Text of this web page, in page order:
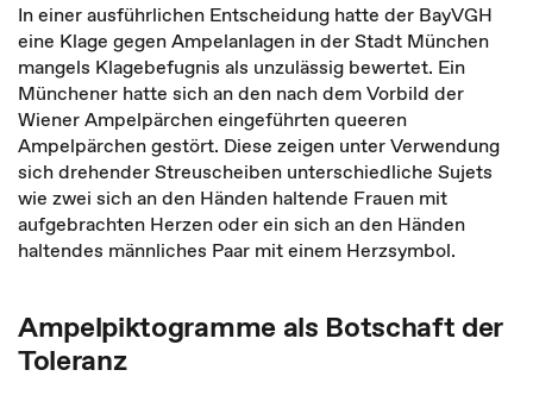
In einer ausführlichen Entscheidung hatte der BayVGH
eine Klage gegen Ampelanlagen in der Stadt München
mangels Klagebefugnis als unzulässig bewertet. Ein
Münchener hatte sich an den nach dem Vorbild der
Wiener Ampelpärchen eingeführten queeren
Ampelpärchen gestört. Diese zeigen unter Verwendung
sich drehender Streuscheiben unterschiedliche Sujets
wie zwei sich an den Händen haltende Frauen mit
aufgebrachten Herzen oder ein sich an den Händen
haltendes männliches Paar mit einem Herzsymbol.
Ampelpiktogramme als Botschaft der
Toleranz